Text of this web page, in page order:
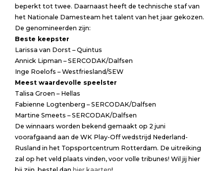
beperkt tot twee. Daarnaast heeft de technische staf van
het Nationale Damesteam het talent van het jaar gekozen.
De genomineerden zijn:
Beste keepster
Larissa van Dorst – Quintus
Annick Lipman – SERCODAK/Dalfsen
Inge Roelofs – Westfriesland/SEW
Meest waardevolle speelster
Talisa Groen – Hellas
Fabienne Logtenberg – SERCODAK/Dalfsen
Martine Smeets – SERCODAK/Dalfsen
De winnaars worden bekend gemaakt op 2 juni
voorafgaand aan de WK Play-Off wedstrijd Nederland-
Rusland in het Topsportcentrum Rotterdam. De uitreiking
zal op het veld plaats vinden, voor volle tribunes! Wil jij hier